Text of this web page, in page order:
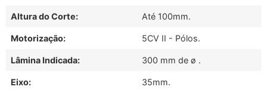
Altura do Corte: Até 100mm.
Motorização: 5CV II - Pólos.
Lâmina Indicada: 300 mm de ø .
Eixo: 35mm.